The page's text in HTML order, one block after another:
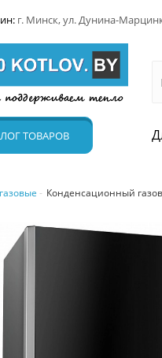
г. Минск, ул. Дунина-
ТОВАРОВ
Конденсационный